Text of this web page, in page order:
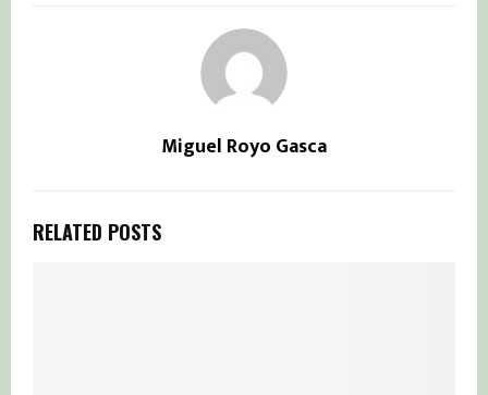
Miguel Royo Gasca
RELATED POSTS